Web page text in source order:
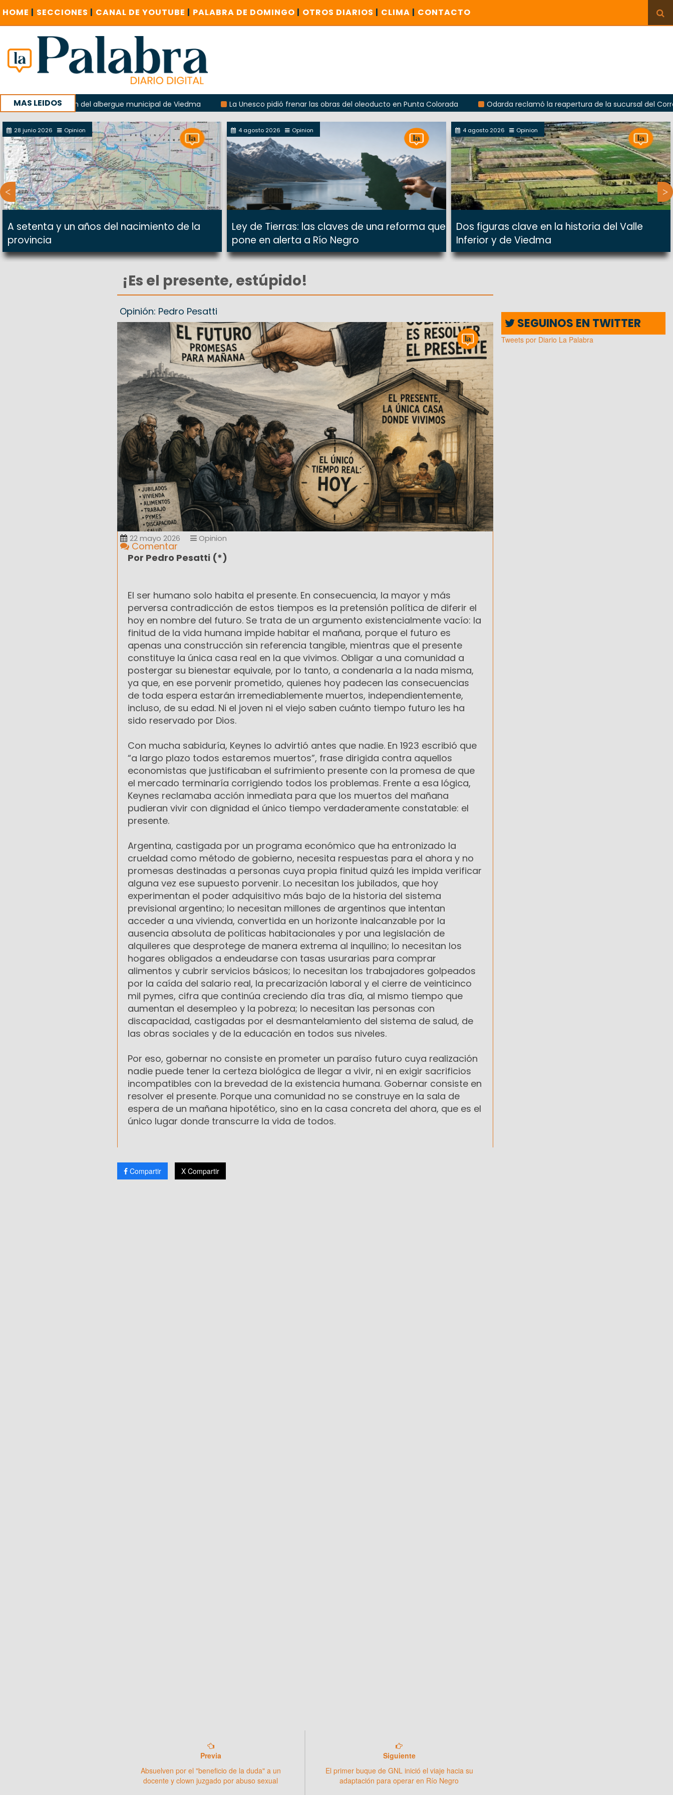
HOME | SECCIONES | CANAL DE YOUTUBE | PALABRA DE DOMINGO | OTROS DIARIOS | CLIMA | CONTACTO
MAS LEIDOS
explosión del albergue municipal de Viedma La Unesco pidió frenar las obras del oleoducto en Punta Colorada
Odarda reclamó la reapertura de la sucursal del Correo
con un encuentro provincial en Roca
28 junio 2026 Opinion
A setenta y un años del nacimiento de la
provincia
4 agosto 2026 Opinion
Ley de Tierras: las claves de una reforma que
pone en alerta a Río Negro
4 agosto 2026 Opinion
Dos figuras clave en la historia del Valle
Inferior y de Viedma
¡Es el presente, estúpido!
Opinión: Pedro Pesatti
22 mayo 2026 Opinion
Comentar
Por Pedro Pesatti (*)
El ser humano solo habita el presente. En consecuencia, la mayor y más
perversa contradicción de estos tiempos es la pretensión política de diferir el
hoy en nombre del futuro. Se trata de un argumento existencialmente vacío: la
finitud de la vida humana impide habitar el mañana, porque el futuro es
apenas una construcción sin referencia tangible, mientras que el presente
constituye la única casa real en la que vivimos. Obligar a una comunidad a
postergar su bienestar equivale, por lo tanto, a condenarla a la nada misma,
ya que, en ese porvenir prometido, quienes hoy padecen las consecuencias
de toda espera estarán irremediablemente muertos, independientemente,
incluso, de su edad. Ni el joven ni el viejo saben cuánto tiempo futuro les ha
sido reservado por Dios.
Con mucha sabiduría, Keynes lo advirtió antes que nadie. En 1923 escribió que
“a largo plazo todos estaremos muertos”, frase dirigida contra aquellos
economistas que justificaban el sufrimiento presente con la promesa de que
el mercado terminaría corrigiendo todos los problemas. Frente a esa lógica,
Keynes reclamaba acción inmediata para que los muertos del mañana
pudieran vivir con dignidad el único tiempo verdaderamente constatable: el
presente.
Argentina, castigada por un programa económico que ha entronizado la
crueldad como método de gobierno, necesita respuestas para el ahora y no
promesas destinadas a personas cuya propia finitud quizá les impida verificar
alguna vez ese supuesto porvenir. Lo necesitan los jubilados, que hoy
experimentan el poder adquisitivo más bajo de la historia del sistema
previsional argentino; lo necesitan millones de argentinos que intentan
acceder a una vivienda, convertida en un horizonte inalcanzable por la
ausencia absoluta de políticas habitacionales y por una legislación de
alquileres que desprotege de manera extrema al inquilino; lo necesitan los
hogares obligados a endeudarse con tasas usurarias para comprar
alimentos y cubrir servicios básicos; lo necesitan los trabajadores golpeados
por la caída del salario real, la precarización laboral y el cierre de veinticinco
mil pymes, cifra que continúa creciendo día tras día, al mismo tiempo que
aumentan el desempleo y la pobreza; lo necesitan las personas con
discapacidad, castigadas por el desmantelamiento del sistema de salud, de
las obras sociales y de la educación en todos sus niveles.
Por eso, gobernar no consiste en prometer un paraíso futuro cuya realización
nadie puede tener la certeza biológica de llegar a vivir, ni en exigir sacrificios
incompatibles con la brevedad de la existencia humana. Gobernar consiste en
resolver el presente. Porque una comunidad no se construye en la sala de
espera de un mañana hipotético, sino en la casa concreta del ahora, que es el
único lugar donde transcurre la vida de todos.
Compartir X Compartir
Previa
Absuelven por el "beneficio de la duda" a un
docente y clown juzgado por abuso sexual
Siguiente
El primer buque de GNL inició el viaje hacia su
adaptación para operar en Río Negro
SEGUINOS EN TWITTER
Tweets por Diario La Palabra